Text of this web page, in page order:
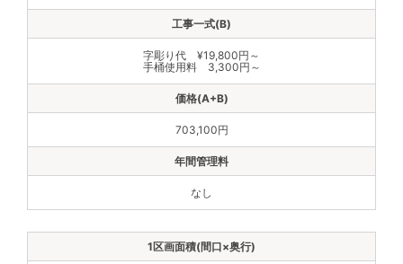
字彫り代 ¥19,800円～
手桶使用料 3,300円～
703,100円
なし